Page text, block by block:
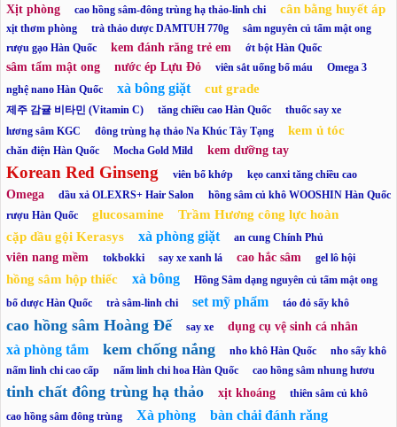
Xịt phòng cao hồng sâm-đông trùng hạ thảo-linh chi cân bằng huyết áp
xịt thơm phòng trà thảo dược DAMTUH 770g
sâm nguyên củ tẩm mật ong
rượu gạo Hàn Quốc
kem đánh răng trẻ em ớt bột Hàn Quốc
sâm tẩm mật ong nước ép Lựu Đỏ viên sắt uống bổ máu
Omega 3
nghệ nano Hàn Quốc
xà bông giặt cut grade
제주 감귤 비타민 (Vitamin C) tăng chiều cao Hàn Quốc
thuốc say xe
lương sâm KGC
đông trùng hạ thảo Na Khúc Tây Tạng kem ủ tóc
chăn điện Hàn Quốc Mocha Gold Mild kem dưỡng tay
Korean Red Ginseng viên bổ khớp kẹo canxi tăng chiều cao
Omega dầu xả OLEXRS+ Hair Salon
hồng sâm củ khô WOOSHIN Hàn Quốc
rượu Hàn Quốc
glucosamine
Trầm Hương công lực hoàn
cặp dầu gội Kerasys
xà phòng giặt an cung Chính Phủ
viên nang mềm tokbokki say xe xanh lá cao hắc sâm gel lô hội
hồng sâm hộp thiếc xà bông
Hồng Sâm dạng nguyên củ tẩm mật ong
bổ dược Hàn Quốc
trà sâm-linh chi set mỹ phẩm táo đỏ sấy khô
cao hồng sâm Hoàng Đế say xe dụng cụ vệ sinh cá nhân
xà phòng tắm kem chống nắng nho khô Hàn Quốc
nho sấy khô
nấm linh chi cao cấp
nấm linh chi hoa Hàn Quốc cao hồng sâm nhung hươu
tinh chất đông trùng hạ thảo xịt khoáng
thiên sâm củ khô
cao hồng sâm đông trùng
Xà phòng bàn chải đánh răng